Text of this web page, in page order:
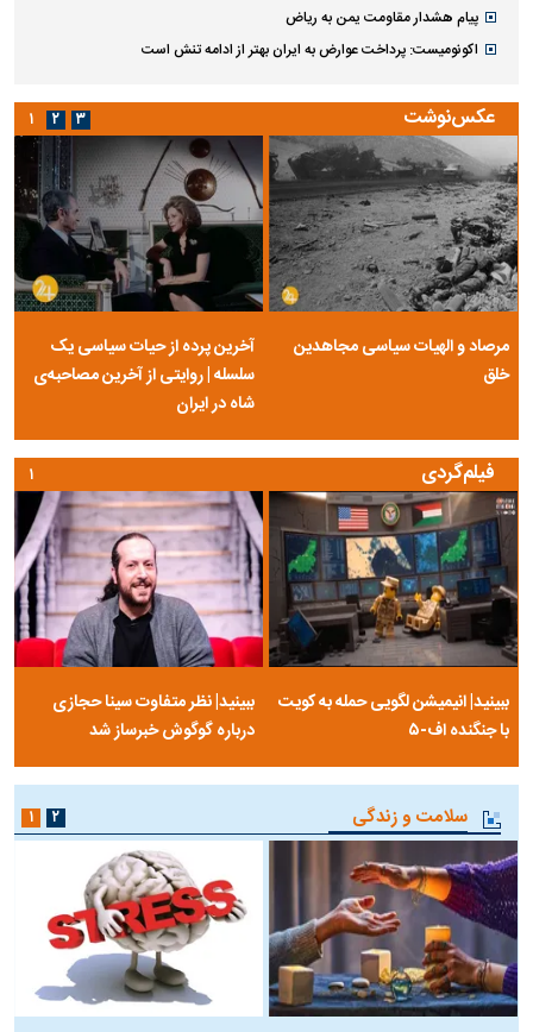
پیام هشدار مقاومت یمن به ریاض
اکونومیست: پرداخت عوارض به ایران بهتر از ادامه تنش است
عکس‌نوشت
مرصاد و الهیات سیاسی مجاهدین
خلق
آخرین پرده از حیات سیاسی یک
سلسله | روایتی از آخرین مصاحبه‌ی
شاه در ایران
۱ ۲ ۳
فیلم‌گردی
ببینید| انیمیشن لگویی حمله به کویت
با جنگنده اف-۵
ببینید| نظر متفاوت سینا حجازی
درباره گوگوش خبرساز شد
۱
سلامت و زندگی ۱ ۲